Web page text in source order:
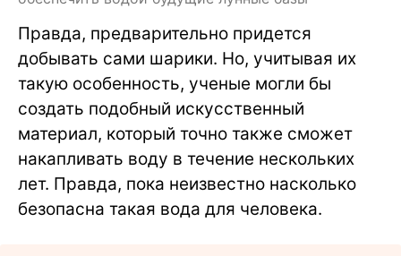
Правда, предварительно придется
добывать сами шарики. Но, учитывая их
такую особенность, ученые могли бы
создать подобный искусственный
материал, который точно также сможет
накапливать воду в течение нескольких
лет. Правда, пока неизвестно насколько
безопасна такая вода для человека.